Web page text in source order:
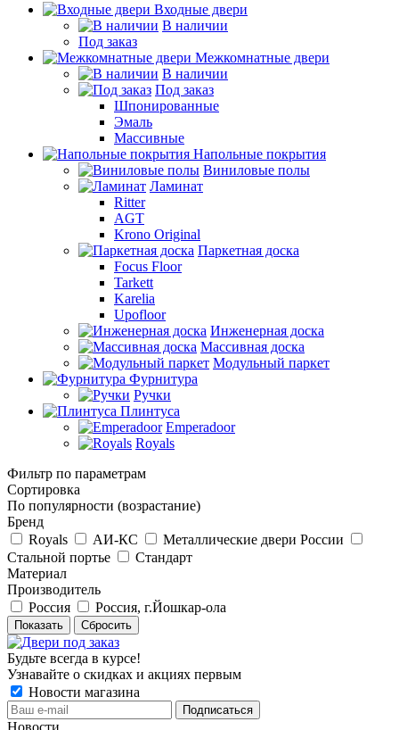
Входные двери
В наличии
Под заказ
Межкомнатные двери
В наличии
Под заказ
Шпонированные
Эмаль
Массивные
Напольные покрытия
Виниловые полы
Ламинат
Ritter
AGT
Krono Original
Паркетная доска
Focus Floor
Tarkett
Karelia
Upofloor
Инженерная доска
Массивная доска
Модульный паркет
Фурнитура
Ручки
Плинтуса
Emperadoor
Royals
Фильтр по параметрам
Сортировка
По популярности (возрастание)
Бренд
Royals
АИ-КС
Металлические двери России
Стальной портье
Стандарт
Материал
Производитель
Россия
Россия, г.Йошкар-ола
Сбросить
Будьте всегда в курсе!
Узнавайте о скидках и акциях первым
Новости магазина
Новости